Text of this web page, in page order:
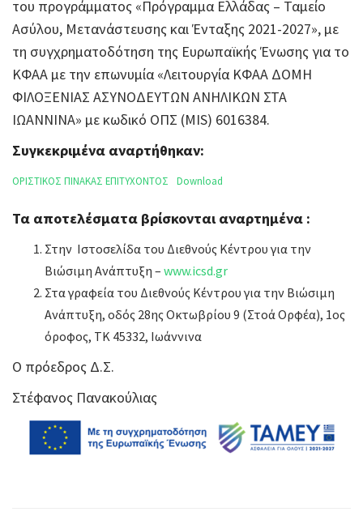
του προγράμματος «Πρόγραμμα Ελλάδας – Ταμείο
Ασύλου, Μετανάστευσης και Ένταξης 2021-2027», με
τη συγχρηματοδότηση της Ευρωπαϊκής Ένωσης για το
ΚΦΑΑ με την επωνυμία «Λειτουργία ΚΦΑΑ ΔΟΜΗ
ΦΙΛΟΞΕΝΙΑΣ ΑΣΥΝΟΔΕΥΤΩΝ ΑΝΗΛΙΚΩΝ ΣΤΑ
ΙΩΑΝΝΙΝΑ» με κωδικό ΟΠΣ (MIS) 6016384.
Συγκεκριμένα αναρτήθηκαν:
ΟΡΙΣΤΙΚΟΣ ΠΙΝΑΚΑΣ ΕΠΙΤΥΧΟΝΤΟΣ Download
Τα αποτελέσματα βρίσκονται αναρτημένα :
Στην Ιστοσελίδα του Διεθνούς Κέντρου για την
Βιώσιμη Ανάπτυξη – www.icsd.gr
Στα γραφεία του Διεθνούς Κέντρου για την Βιώσιμη
Ανάπτυξη, οδός 28ης Οκτωβρίου 9 (Στοά Ορφέα), 1ος
όροφος, ΤΚ 45332, Ιωάννινα
Ο πρόεδρος Δ.Σ.
Στέφανος Πανακούλιας